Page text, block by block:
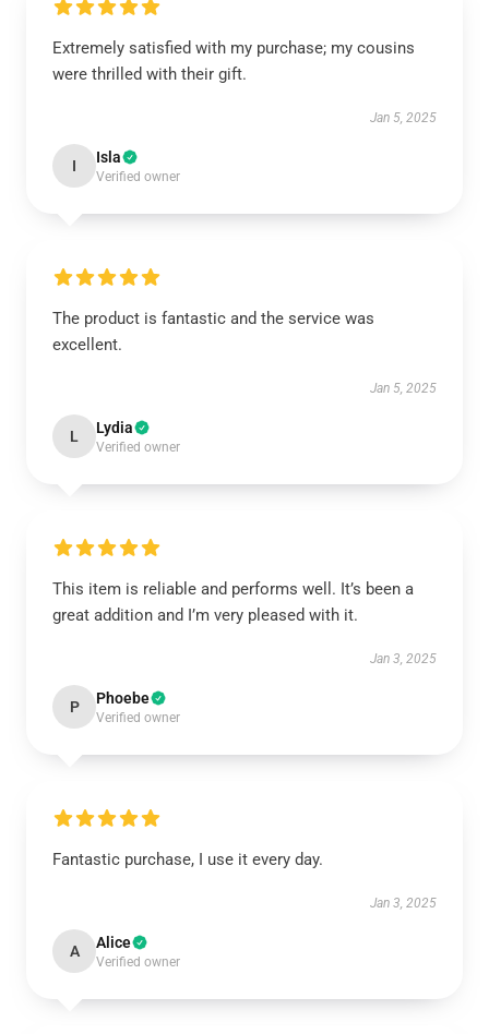
Extremely satisfied with my purchase; my cousins
were thrilled with their gift.
Jan 5, 2025
I Isla
Verified owner
The product is fantastic and the service was
excellent.
Jan 5, 2025
L Lydia
Verified owner
This item is reliable and performs well. It’s been a
great addition and I’m very pleased with it.
Jan 3, 2025
P Phoebe
Verified owner
Fantastic purchase, I use it every day.
Jan 3, 2025
A Alice
Verified owner